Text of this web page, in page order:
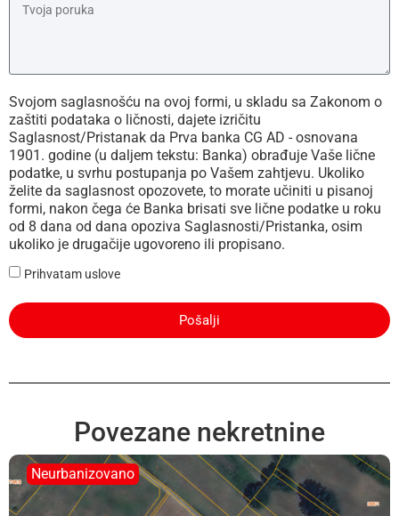
Svojom saglasnošću na ovoj formi, u skladu sa Zakonom o
zaštiti podataka o ličnosti, dajete izričitu
Saglasnost/Pristanak da Prva banka CG AD - osnovana
1901. godine (u daljem tekstu: Banka) obrađuje Vaše lične
podatke, u svrhu postupanja po Vašem zahtjevu. Ukoliko
želite da saglasnost opozovete, to morate učiniti u pisanoj
formi, nakon čega će Banka brisati sve lične podatke u roku
od 8 dana od dana opoziva Saglasnosti/Pristanka, osim
ukoliko je drugačije ugovoreno ili propisano.
Prihvatam uslove
Pošalji
Povezane nekretnine
Neurbanizovano